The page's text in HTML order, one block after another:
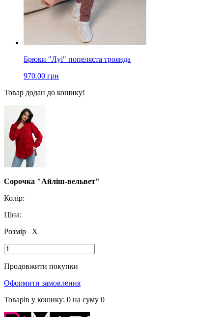
Брюки "Луі" попеляста троянда
970.00 грн
Товар додан до кошику!
Сорочка "Айліш-вельвет"
Колір:
Ціна:
Розмір
X
Продовжити покупки
Оформити замовлення
Товарів у кошику: 0 на суму 0